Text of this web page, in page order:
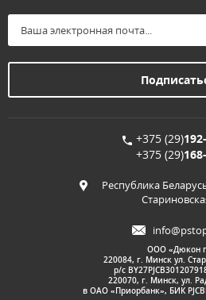
+375 (29)
+375 (29)
Республика
ООО «Дюкон
220084, г. Минск ул.
р/с
220070, г. Минск, ул.
в ОАО «Приорбанк», БИК